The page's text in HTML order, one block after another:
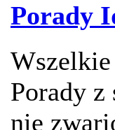
Porady
Porady
nie